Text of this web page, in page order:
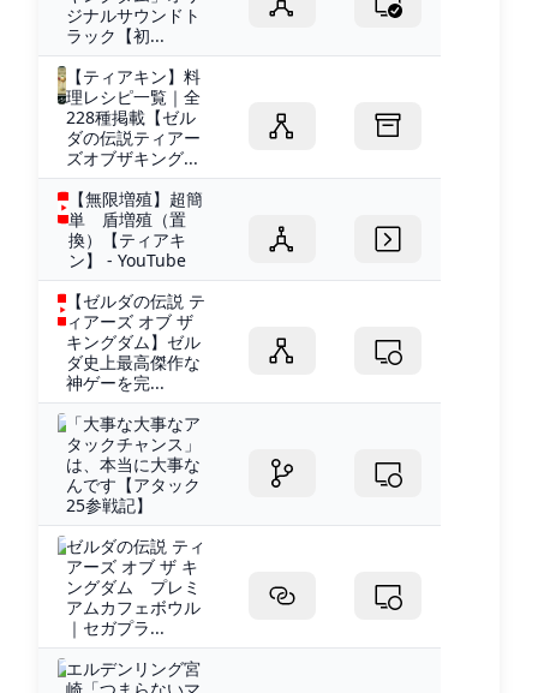
ジナルサウンドト
ラック【初...
【ティアキン】料
理レシピ一覧｜全
228種掲載【ゼル
ダの伝説ティアー
ズオブザキング...
【無限増殖】超簡
単 盾増殖（置
換）【ティアキ
ン】 - YouTube
【ゼルダの伝説 テ
ィアーズ オブ ザ
キングダム】ゼル
ダ史上最高傑作な
神ゲーを完...
「大事な大事なア
タックチャンス」
は、本当に大事な
んです【アタック
25参戦記】
ゼルダの伝説 ティ
アーズ オブ ザ キ
ングダム プレミ
アムカフェボウル
｜セガプラ...
エルデンリング宮